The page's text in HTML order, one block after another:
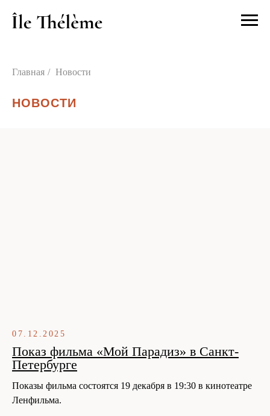
Главная / Новости
НОВОСТИ
07.12.2025
Показ фильма «Мой Парадиз» в Санкт-
Петербурге
Показы фильма состоятся 19 декабря в 19:30 в кинотеатре
Ленфильма.